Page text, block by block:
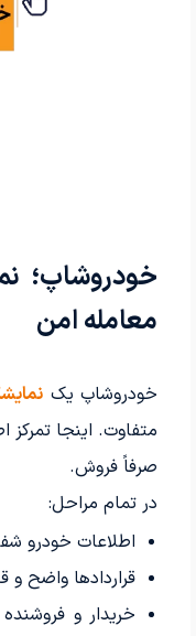
خودروشاپ؛
معامله امن
خودروشاپ یک
متفاوت. اینجا تمرکز
صرفاً فروش.
در تمام مراحل:
اطلاعات خودرو
قراردادها واضح و
خریدار و